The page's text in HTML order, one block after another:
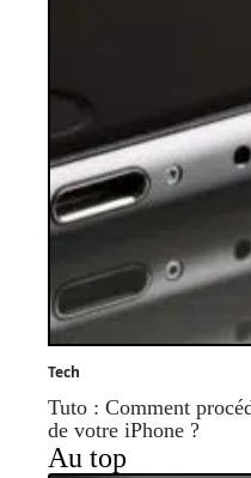
Tech
Tuto : Comment
de votre iPhone ?
Au top